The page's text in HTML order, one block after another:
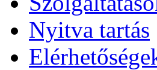
Nyitva tartás